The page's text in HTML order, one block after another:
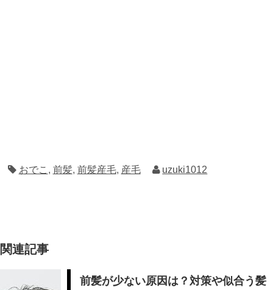
おでこ , 前髪, 前髪産毛, 産毛 uzuki1012
関連記事
前髪が少ない原因は？対策や似合う髪